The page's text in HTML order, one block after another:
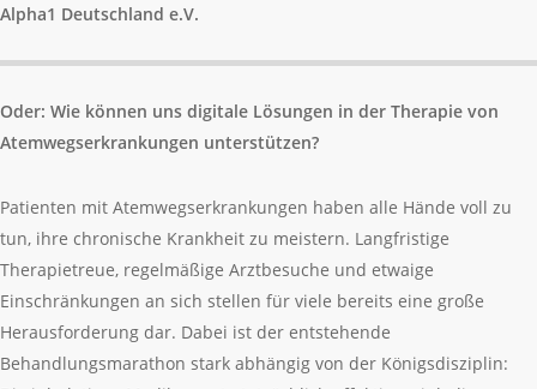
Alpha1 Deutschland e.V.
Oder: Wie können uns digitale Lösungen in der Therapie von
Atemwegserkrankungen unterstützen?
Patienten mit Atemwegserkrankungen haben alle Hände voll zu
tun, ihre chronische Krankheit zu meistern. Langfristige
Therapietreue, regelmäßige Arztbesuche und etwaige
Einschränkungen an sich stellen für viele bereits eine große
Herausforderung dar. Dabei ist der entstehende
Behandlungsmarathon stark abhängig von der Königsdisziplin: